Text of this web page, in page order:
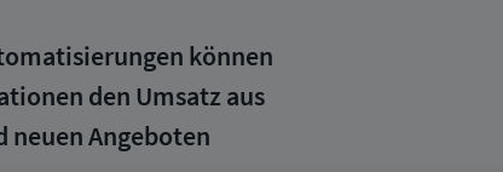
können
den Umsatz aus
neuen Angeboten